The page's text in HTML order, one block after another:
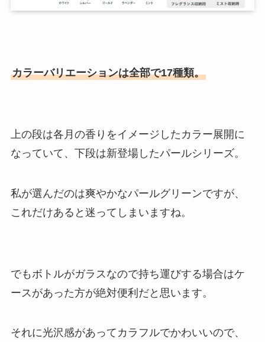
カラーバリエーションは全部で17種類。
上の段は各月の香りをイメージしたカラー展開に
なっていて、下段は新登場したパールシリーズ。
私が選んだのは爽やかなパールグリーンですが、
これだけあると迷ってしまいますね。
でもボトルがガラスなので持ち運びする場合はケ
ースがあった方が絶対便利だと思います。
それに光沢感があってカラフルでかわいいので、